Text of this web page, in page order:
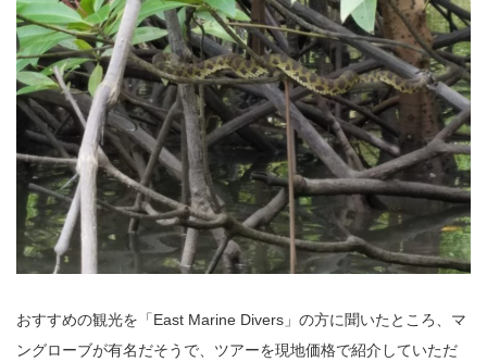
おすすめの観光を「East Marine Divers」の方に聞いたところ、マ
ングローブが有名だそうで、ツアーを現地価格で紹介していただ